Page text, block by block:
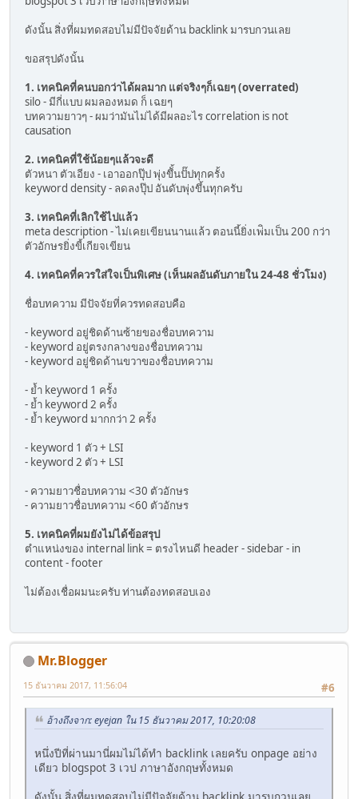
ดังนั้น สิ่งที่ผมทดสอบไม่มีปัจจัยด้าน backlink มารบกวนเลย
ขอสรุปดังนั้น
1. เทคนิคที่คนบอกว่าได้ผลมาก แต่จริงๆก็เฉยๆ (overrated)
silo - มีกี่แบบ ผมลองหมด ก็ เฉยๆ
บทความยาวๆ - ผมว่ามันไม่ได้มีผลอะไร correlation is not
causation
2. เทคนิคที่ใช้น้อยๆแล้วจะดี
ตัวหนา ตัวเอียง - เอาออกปุ๊ป พุ่งขึั้นปั๊ปทุกครั้ง
keyword density - ลดลงปุ๊ป อันดับพุ่งขึ้นทุกครับ
3. เทคนิคที่เลิกใช้ไปแล้ว
meta description - ไม่เคยเขียนนานแล้ว ตอนนี้ยิ่งเพ่ิมเป็น 200 กว่า
ตัวอักษรยิ่งขี้เกียจเขียน
4. เทคนิคที่ควรใส่ใจเป็นพิเศษ (เห็นผลอันดับภายใน 24-48 ชั่วโมง)
ชื่อบทความ มีปัจจัยที่ควรทดสอบคือ
- keyword อยู่ชิดด้านซ้ายของชื่อบทความ
- keyword อยู่ตรงกลางของชื่อบทความ
- keyword อยู่ชิดด้านขวาของชื่อบทความ
- ย้ำ keyword 1 ครั้ง
- ย้ำ keyword 2 ครั้ง
- ย้ำ keyword มากกว่า 2 ครั้ง
- keyword 1 ตัว + LSI
- keyword 2 ตัว + LSI
- ความยาวชื่อบทความ <30 ตัวอักษร
- ความยาวชื่อบทความ <60 ตัวอักษร
5. เทคนิคที่ผมยังไม่ได้ข้อสรุป
ตำแหน่งของ internal link = ตรงไหนดี header - sidebar - in
content - footer
ไม่ต้องเชื่อผมนะครับ ท่านต้องทดสอบเอง
Mr.Blogger
#6
15 ธันวาคม 2017, 11:56:04
อ้างถึงจาก: eyejan ใน 15 ธันวาคม 2017, 10:20:08
หนึ่งปีที่ผ่านมานี่ผมไม่ได้ทำ backlink เลยครับ onpage อย่าง
เดียว blogspot 3 เวป ภาษาอังกฤษทั้งหมด
ดังนั้น สิ่งที่ผมทดสอบไม่มีปัจจัยด้าน backlink มารบกวนเลย